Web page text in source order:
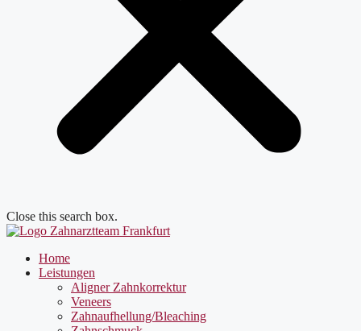
Close this search box.
Home
Leistungen
Aligner Zahnkorrektur
Veneers
Zahnaufhellung/Bleaching